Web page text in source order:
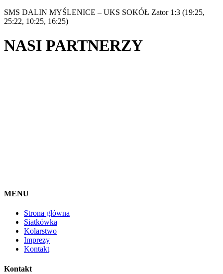
SMS DALIN MYŚLENICE – UKS SOKÓŁ Zator 1:3 (19:25,
25:22, 10:25, 16:25)
NASI PARTNERZY
MENU
Strona główna
Siatkówka
Kolarstwo
Imprezy
Kontakt
Kontakt